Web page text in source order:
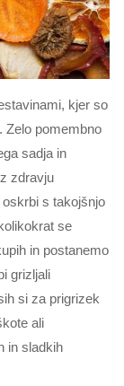
kjer so
Zelo pomembno
sadja in
zdravju
s takojšnjo
se
in postanemo
grizljali
si za prigrizek
ali
in sladkih